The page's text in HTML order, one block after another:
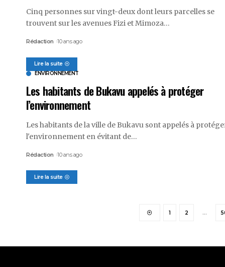
Cinq personnes sur vingt-deux dont leurs parcelles se
trouvent sur les avenues Fizi et Mimoza…
Rédaction 10 ans ago
Lire la suite
ENVIRONNEMENT
Les habitants de Bukavu appelés à protéger
l’environnement
Les habitants de la ville de Bukavu sont appelés à
l'environnement en évitant de…
Rédaction 10 ans ago
Lire la suite
1 2 …